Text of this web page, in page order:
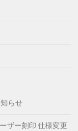
らせ
ザー刻印 仕様変更